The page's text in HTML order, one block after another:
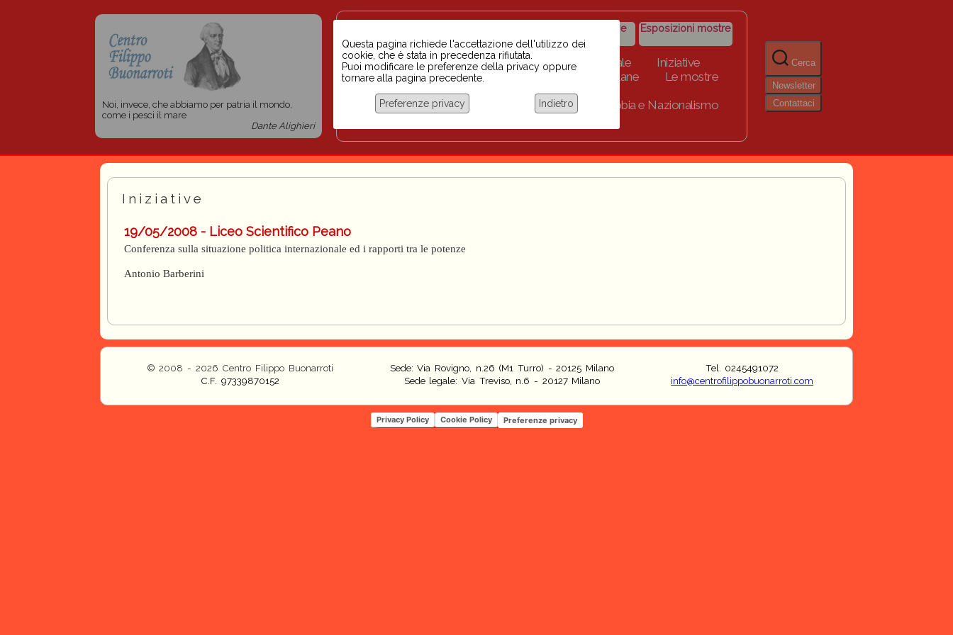
Noi, invece, che abbiamo per patria il mondo,
come i pesci il mare
Dante Alighieri
razzismo
iniziative
Storico iniziative Esposizioni mostre
Home Scuola BINARI Biblioteca digitale
Iniziative
Progetti per le scuole 2023-2024
Link Collane
Le mostre
Chi siamo
Coordinamento Docenti contro Razzismo, Xenofobia e Nazionalismo
Cerca
Newsletter
Contattaci
Questa pagina richiede l'accettazione dell'utilizzo dei
cookie, che è stata in precedenza rifiutata.
Puoi modificare le preferenze della privacy oppure
tornare alla pagina precedente.
Preferenze privacy Indietro
Iniziative
19/05/2008 - Liceo Scientifico Peano
Conferenza sulla situazione politica internazionale ed i rapporti tra le potenze
Antonio Barberini
© 2008 - 2026 Centro Filippo Buonarroti
C.F. 97339870152
Sede: Via Rovigno, n.26 (M1 Turro) - 20125 Milano
Sede legale: Via Treviso, n.6 - 20127 Milano
Tel. 0245491072
info@centrofilippobuonarroti.com
Privacy Policy Cookie Policy Preferenze privacy